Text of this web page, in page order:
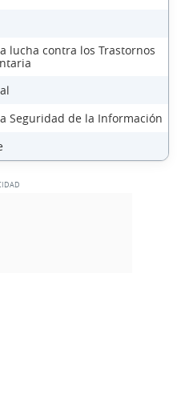
lucha contra los Trastornos
Seguridad de la Información